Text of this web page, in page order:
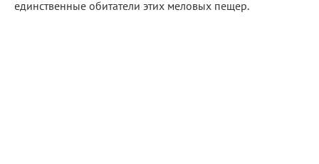
единственные обитатели этих меловых пещер.